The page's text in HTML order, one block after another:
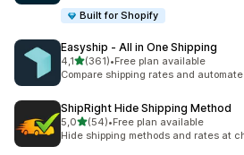
Built for Shopify
Easyship ‑ All in One Shipping
4,1stelle su 5
(361)
361 recensioni totali
•Free plan available
Compare shipping rates and
ShipRight Hide Shipping Method
5,0stelle su 5
(54)
54 recensioni totali
•Free plan available
Hide shipping methods and rates at